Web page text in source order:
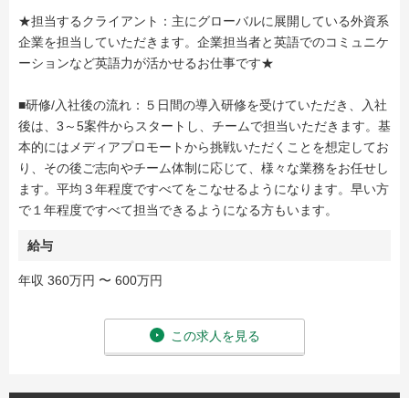
★担当するクライアント：主にグローバルに展開している外資系
企業を担当していただきます。企業担当者と英語でのコミュニケ
ーションなど英語力が活かせるお仕事です★
■研修/入社後の流れ：５日間の導入研修を受けていただき、入社
後は、3～5案件からスタートし、チームで担当いただきます。基
本的にはメディアプロモートから挑戦いただくことを想定してお
り、その後ご志向やチーム体制に応じて、様々な業務をお任せし
ます。平均３年程度ですべてをこなせるようになります。早い方
で１年程度ですべて担当できるようになる方もいます。
給与
年収 360万円 〜 600万円
この求人を見る